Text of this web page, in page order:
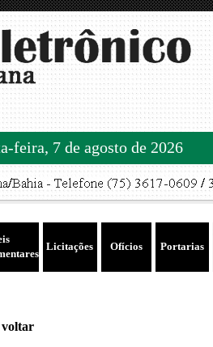
feira, 7 de agosto de 2026
Licitações Ofícios Portarias
voltar